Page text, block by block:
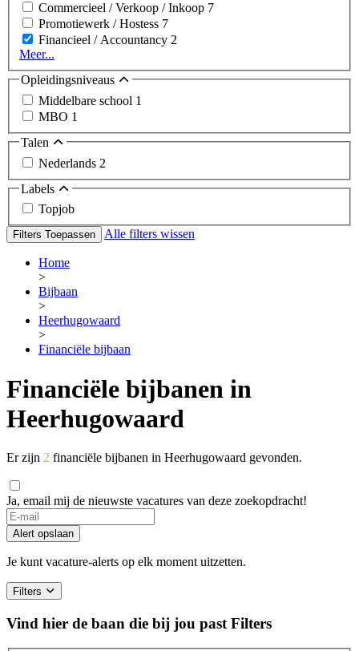
Commercieel / Verkoop / Inkoop 7
Promotiewerk / Hostess 7
Financieel / Accountancy 2
Meer...
Opleidingsniveaus
Middelbare school 1
MBO 1
Talen
Nederlands 2
Labels
Topjob
Filters Toepassen Alle filters wissen
Home
>
Bijbaan
>
Heerhugowaard
>
Financiële bijbaan
Financiële bijbanen in
Heerhugowaard
Er zijn 2 financiële bijbanen in Heerhugowaard gevonden.
Ja, email mij de nieuwste vacatures van deze zoekopdracht!
Alert opslaan
Je kunt vacature-alerts op elk moment uitzetten.
Filters
Vind hier de baan die bij jou past Filters